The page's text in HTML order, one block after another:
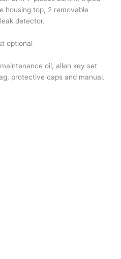
housing top, 2 removable
detector.
optional
oil, allen key set
protective caps and manual.